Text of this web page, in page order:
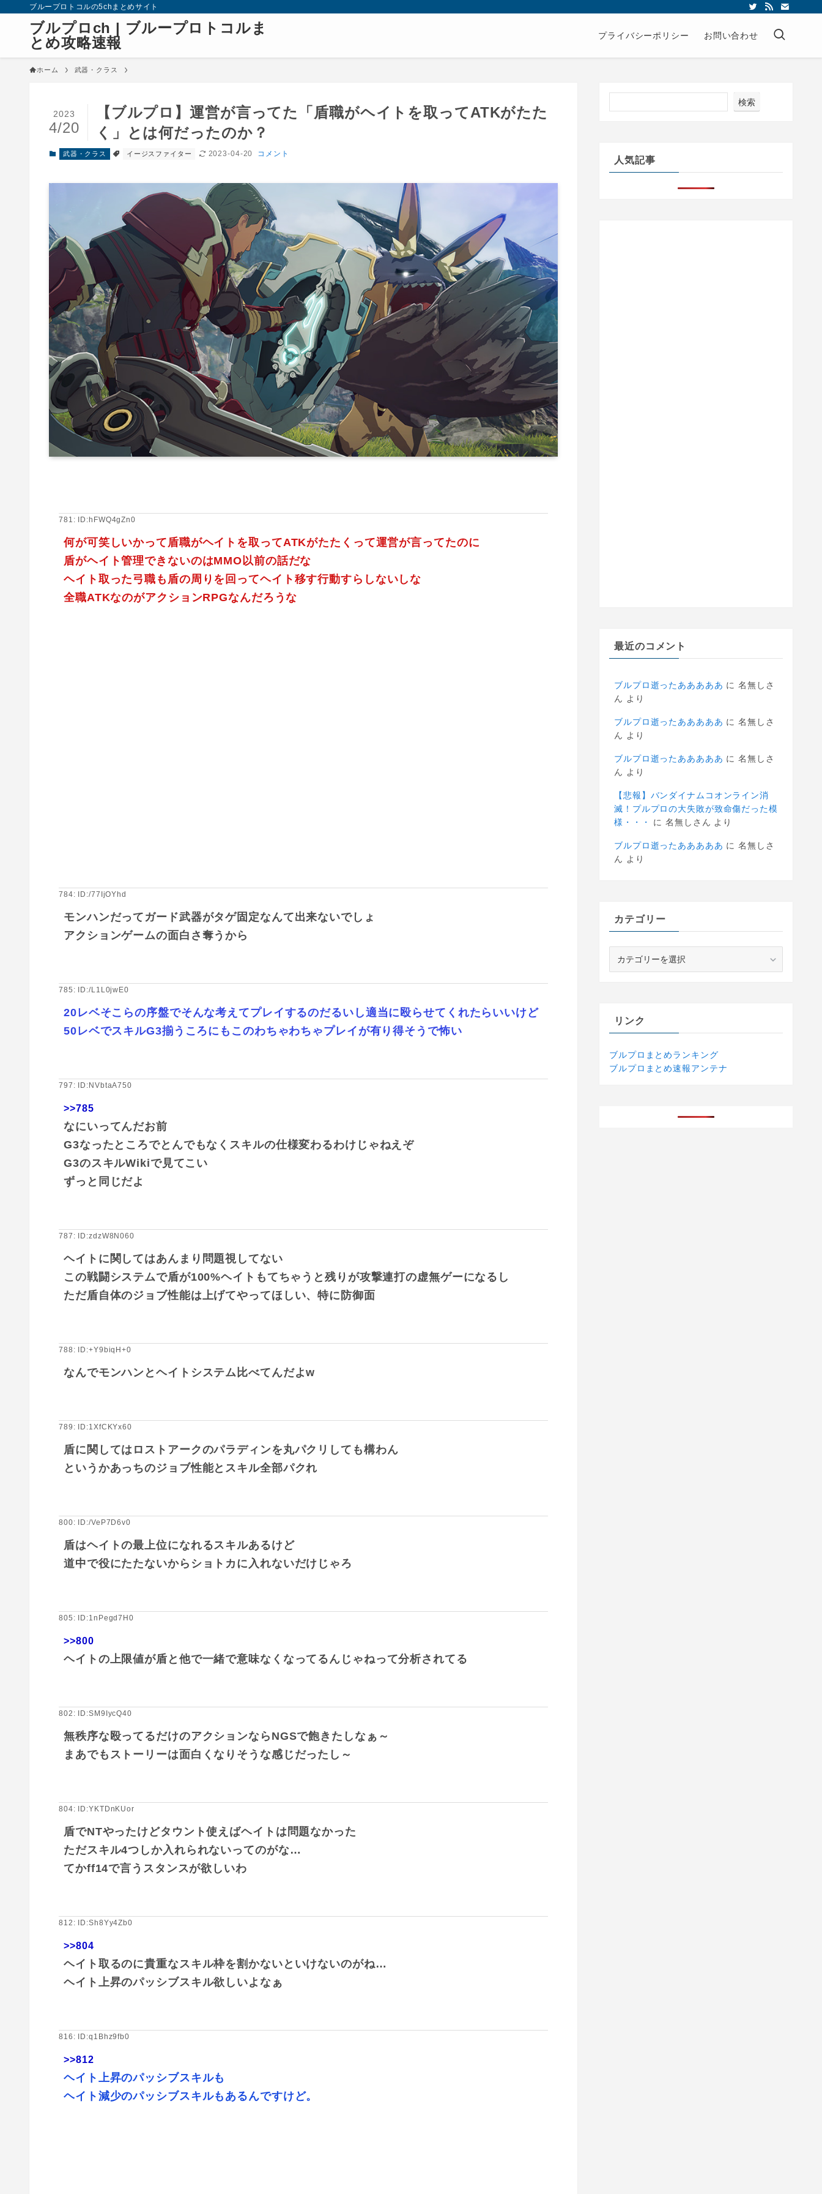
ブループロトコルの5chまとめサイト
ブルプロch | ブループロトコルま
とめ攻略速報
プライバシーポリシー お問い合わせ
ホーム 武器・クラス
【ブルプロ】運営が言ってた「盾職がヘイトを取ってATKがたた
く」とは何だったのか？
2023
4/20
武器・クラス イージスファイター 2023-04-20 コメント
781: ID:hFWQ4gZn0
何が可笑しいかって盾職がヘイトを取ってATKがたたくって運営が言ってたのに
盾がヘイト管理できないのはMMO以前の話だな
ヘイト取った弓職も盾の周りを回ってヘイト移す行動すらしないしな
全職ATKなのがアクションRPGなんだろうな
784: ID:/77IjOYhd
モンハンだってガード武器がタゲ固定なんて出来ないでしょ
アクションゲームの面白さ奪うから
785: ID:/L1L0jwE0
20レベそこらの序盤でそんな考えてプレイするのだるいし適当に殴らせてくれたらいいけど
50レベでスキルG3揃うころにもこのわちゃわちゃプレイが有り得そうで怖い
797: ID:NVbtaA750
>>785
なにいってんだお前
G3なったところでとんでもなくスキルの仕様変わるわけじゃねえぞ
G3のスキルWikiで見てこい
ずっと同じだよ
787: ID:zdzW8N060
ヘイトに関してはあんまり問題視してない
この戦闘システムで盾が100%ヘイトもてちゃうと残りが攻撃連打の虚無ゲーになるし
ただ盾自体のジョブ性能は上げてやってほしい、特に防御面
788: ID:+Y9biqH+0
なんでモンハンとヘイトシステム比べてんだよw
789: ID:1XfCKYx60
盾に関してはロストアークのパラディンを丸パクリしても構わん
というかあっちのジョブ性能とスキル全部パクれ
800: ID:/VeP7D6v0
盾はヘイトの最上位になれるスキルあるけど
道中で役にたたないからショトカに入れないだけじゃろ
805: ID:1nPegd7H0
>>800
ヘイトの上限値が盾と他で一緒で意味なくなってるんじゃねって分析されてる
802: ID:SM9IycQ40
無秩序な殴ってるだけのアクションならNGSで飽きたしなぁ～
まあでもストーリーは面白くなりそうな感じだったし～
804: ID:YKTDnKUor
盾でNTやったけどタウント使えばヘイトは問題なかった
ただスキル4つしか入れられないってのがな…
てかff14で言うスタンスが欲しいわ
812: ID:Sh8Yy4Zb0
>>804
ヘイト取るのに貴重なスキル枠を割かないといけないのがね…
ヘイト上昇のパッシブスキル欲しいよなぁ
816: ID:q1Bhz9fb0
>>812
ヘイト上昇のパッシブスキルも
ヘイト減少のパッシブスキルもあるんですけど。
検索
人気記事
最近のコメント
ブルプロ逝ったあああああ に名無しさ
ん より
ブルプロ逝ったあああああ に名無しさ
ん より
ブルプロ逝ったあああああ に名無しさ
ん より
【悲報】バンダイナムコオンライン消
滅！プルプロの大失敗が致命傷だった模
様・・・
に名無しさん より
ブルプロ逝ったあああああ に名無しさ
ん より
カテゴリー
リンク
ブルプロまとめランキング
ブルプロまとめ速報アンテナ